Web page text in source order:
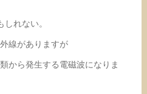
れない。
線がありますが
から発生する電磁波になりま